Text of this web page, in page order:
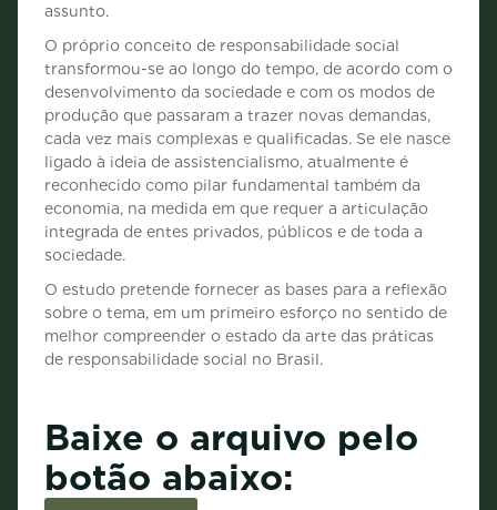
assunto.
O próprio conceito de responsabilidade social
transformou-se ao longo do tempo, de acordo com o
desenvolvimento da sociedade e com os modos de
produção que passaram a trazer novas demandas,
cada vez mais complexas e qualificadas. Se ele nasce
ligado à ideia de assistencialismo, atualmente é
reconhecido como pilar fundamental também da
economia, na medida em que requer a articulação
integrada de entes privados, públicos e de toda a
sociedade.
O estudo pretende fornecer as bases para a reflexão
sobre o tema, em um primeiro esforço no sentido de
melhor compreender o estado da arte das práticas
de responsabilidade social no Brasil.
Baixe o arquivo pelo
botão abaixo: